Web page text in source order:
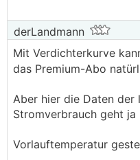
Viele Grüße
Mig
derLandmann
Mit Verdichterkurve
das Premium-Abo
Aber hier die Daten der
Stromverbrauch geht ja
Vorlauftemperatur